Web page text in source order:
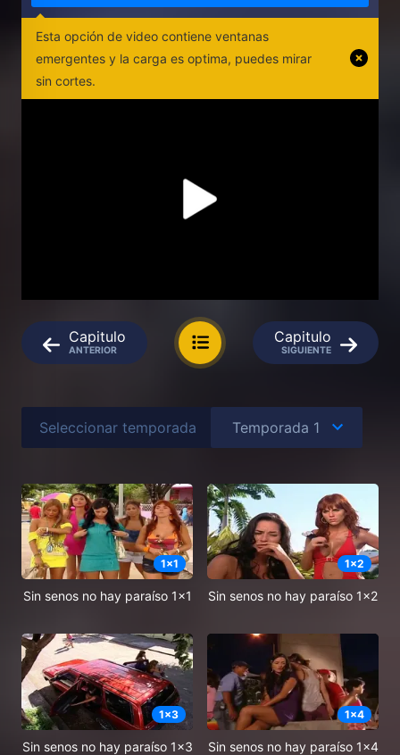
Esta opción de video contiene ventanas
emergentes y la carga es optima, puedes mirar
sin cortes.
Capitulo
ANTERIOR
Capitulo
SIGUIENTE
Seleccionar temporada
1x1
Sin senos no hay paraíso 1x1
1x2
Sin senos no hay paraíso 1x2
1x3
Sin senos no hay paraíso 1x3
1x4
Sin senos no hay paraíso 1x4